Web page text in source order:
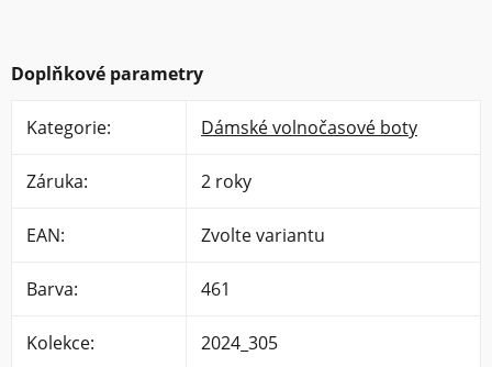
Doplňkové parametry
Kategorie: Dámské volnočasové boty
Záruka: 2 roky
EAN: Zvolte variantu
Barva: 461
Kolekce: 2024_305